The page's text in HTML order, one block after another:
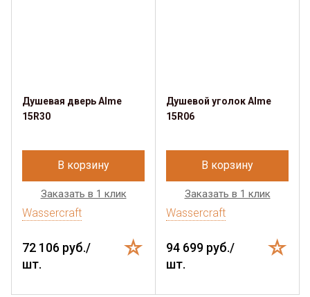
Душевая дверь Alme
15R30
В корзину
Заказать в 1 клик
Wassercraft
72 106 руб./
шт.
Душевой уголок Alme
15R06
В корзину
Заказать в 1 клик
Wassercraft
94 699 руб./
шт.